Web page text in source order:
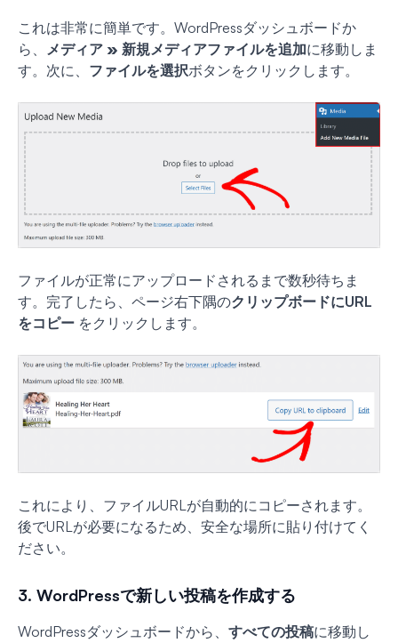
これは非常に簡単です。WordPressダッシュボードか
ら、
メディア » 新規メディアファイルを追加に移動しま
す。次に、 ファイルを選択ボタンをクリックします。
ファイルが正常にアップロードされるまで数秒待ちま
す。完了したら、ページ右下隅のクリップボードにURL
をコピー をクリックします。
これにより、ファイルURLが自動的にコピーされます。
後でURLが必要になるため、安全な場所に貼り付けてく
ださい。
3. WordPressで新しい投稿を作成する
WordPressダッシュボードから、 すべての投稿に移動し